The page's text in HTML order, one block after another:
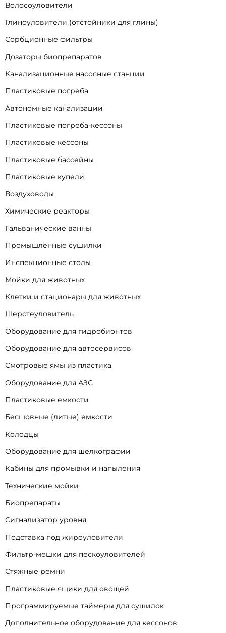
Волосоуловители
Глиноуловители (отстойники для глины)
Сорбционные фильтры
Дозаторы биопрепаратов
Канализационные насосные станции
Пластиковые погреба
Автономные канализации
Пластиковые погреба-кессоны
Пластиковые кессоны
Пластиковые бассейны
Пластиковые купели
Воздуховоды
Химические реакторы
Гальванические ванны
Промышленные сушилки
Инспекционные столы
Мойки для животных
Клетки и стационары для животных
Шерстеуловитель
Оборудование для гидробионтов
Оборудование для автосервисов
Смотровые ямы из пластика
Оборудование для АЗС
Пластиковые емкости
Бесшовные (литые) емкости
Колодцы
Оборудование для шелкографии
Кабины для промывки и напыления
Технические мойки
Биопрепараты
Сигнализатор уровня
Подставка под жироуловители
Фильтр-мешки для пескоуловителей
Стяжные ремни
Пластиковые ящики для овощей
Программируемые таймеры для сушилок
Дополнительное оборудование для кессонов